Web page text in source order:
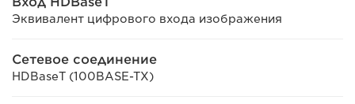
Эквивалент цифрового входа изображения
Сетевое соединение
HDBaseT (100BASE-TX)